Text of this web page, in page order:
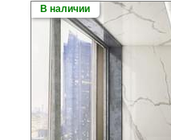
В наличии